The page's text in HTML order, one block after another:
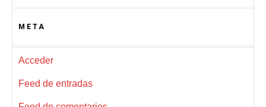
META
Acceder
Feed de entradas